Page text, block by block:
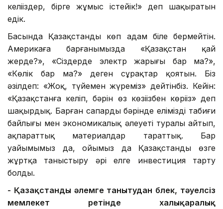
келіңіздер, бірге жұмыс істейік!» деп шақыратын
едік.
Басында Қазақстанды көп адам біле бермейтін.
Америкаға барғанымызда «Қазақстан қай
жерде?», «Сіздерде электр жарығы бар ма?»,
«Көлік бар ма?» деген сұрақтар қоятын. Біз
әзілдеп: «Жоқ, түйемен жүреміз» дейтінбіз. Кейін:
«Қазақстанға келіп, бәрін өз көзіңізбен көріңіз» деп
шақырдық. Барған сапардың бәрінде еліміздің табиғи
байлығы мен экономикалық әлеуеті туралы айтып,
ақпараттық материалдар тараттық. Бар
уайымымыз да, ойымыз да Қазақстанды өзге
жұртқа таныстыру әрі елге инвестиция тарту
болды.
- Қазақстанды әлемге танытудан бөлек, тәуелсіз
мемлекет ретінде халықаралық